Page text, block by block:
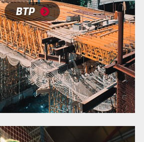
BTP